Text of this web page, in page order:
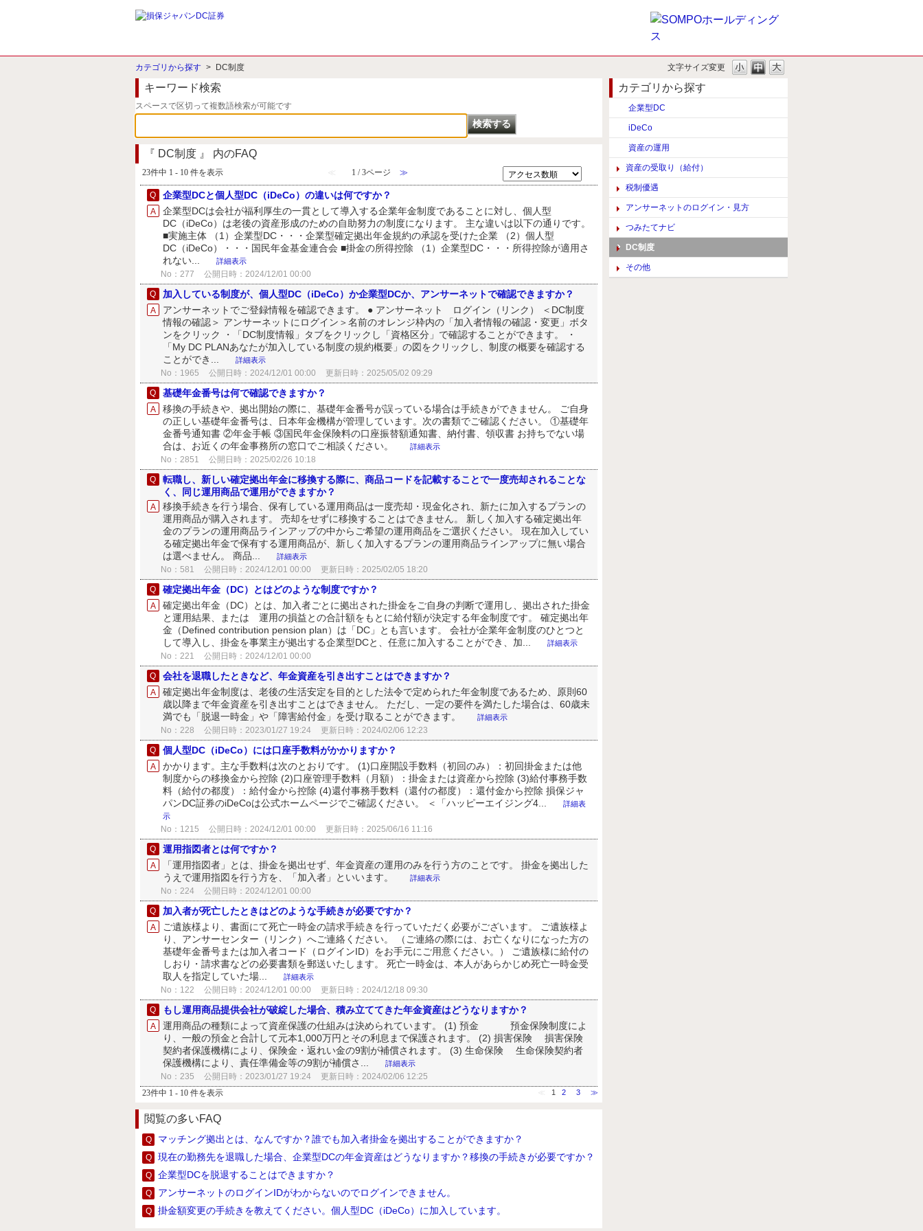
文字サイズ変更
カテゴリから探す > DC制度
カテゴリから探す
企業型DC
iDeCo
資産の運用
資産の受取り（給付）
税制優遇
アンサーネットのログイン・見方
つみたてナビ
DC制度
その他
キーワード検索
スペースで区切って複数語検索が可能です
『 DC制度 』 内のFAQ
23件中 1 - 10 件を表示 ≪ 1 / 3ページ ≫
企業型DCと個人型DC（iDeCo）の違いは何ですか？
企業型DCは会社が福利厚生の一貫として導入する企業年金制度であることに対し、個人型
DC（iDeCo）は老後の資産形成のための自助努力の制度になります。 主な違いは以下の通りです。
■実施主体 （1）企業型DC・・・企業型確定拠出年金規約の承認を受けた企業 （2）個人型
DC（iDeCo）・・・国民年金基金連合会 ■掛金の所得控除 （1）企業型DC・・・所得控除が適用さ
れない...
詳細表示
No：277 公開日時：2024/12/01 00:00
加入している制度が、個人型DC（iDeCo）か企業型DCか、アンサーネットで確認できますか？
アンサーネットでご登録情報を確認できます。 ● アンサーネット ログイン（リンク） ＜DC制度
情報の確認＞ アンサーネットにログイン＞名前のオレンジ枠内の「加入者情報の確認・変更」ボタ
ンをクリック ・「DC制度情報」タブをクリックし「資格区分」で確認することができます。 ・
「My DC PLANあなたが加入している制度の規約概要」の図をクリックし、制度の概要を確認する
ことができ...
詳細表示
No：1965 公開日時：2024/12/01 00:00 更新日時：2025/05/02 09:29
基礎年金番号は何で確認できますか？
移換の手続きや、拠出開始の際に、基礎年金番号が誤っている場合は手続きができません。 ご自身
の正しい基礎年金番号は、日本年金機構が管理しています。次の書類でご確認ください。 ①基礎年
金番号通知書 ②年金手帳 ③国民年金保険料の口座振替額通知書、納付書、領収書 お持ちでない場
合は、お近くの年金事務所の窓口でご相談ください。
詳細表示
No：2851 公開日時：2025/02/26 10:18
転職し、新しい確定拠出年金に移換する際に、商品コードを記載することで一度売却されることな
く、同じ運用商品で運用ができますか？
移換手続きを行う場合、保有している運用商品は一度売却・現金化され、新たに加入するプランの
運用商品が購入されます。 売却をせずに移換することはできません。 新しく加入する確定拠出年
金のプランの運用商品ラインアップの中からご希望の運用商品をご選択ください。 現在加入してい
る確定拠出年金で保有する運用商品が、新しく加入するプランの運用商品ラインアップに無い場合
は選べません。 商品...
詳細表示
No：581 公開日時：2024/12/01 00:00 更新日時：2025/02/05 18:20
確定拠出年金（DC）とはどのような制度ですか？
確定拠出年金（DC）とは、加入者ごとに拠出された掛金をご自身の判断で運用し、拠出された掛金
と運用結果、または 運用の損益との合計額をもとに給付額が決定する年金制度です。 確定拠出年
金（Defined contribution pension plan）は「DC」とも言います。 会社が企業年金制度のひとつと
して導入し、掛金を事業主が拠出する企業型DCと、任意に加入することができ、加...
詳細表示
No：221 公開日時：2024/12/01 00:00
会社を退職したときなど、年金資産を引き出すことはできますか？
確定拠出年金制度は、老後の生活安定を目的とした法令で定められた年金制度であるため、原則60
歳以降まで年金資産を引き出すことはできません。 ただし、一定の要件を満たした場合は、60歳未
満でも「脱退一時金」や「障害給付金」を受け取ることができます。
詳細表示
No：228 公開日時：2023/01/27 19:24 更新日時：2024/02/06 12:23
個人型DC（iDeCo）には口座手数料がかかりますか？
かかります。主な手数料は次のとおりです。 (1)口座開設手数料（初回のみ）：初回掛金または他
制度からの移換金から控除 (2)口座管理手数料（月額）：掛金または資産から控除 (3)給付事務手数
料（給付の都度）：給付金から控除 (4)還付事務手数料（還付の都度）：還付金から控除 損保ジャ
パンDC証券のiDeCoは公式ホームページでご確認ください。 ＜「ハッピーエイジング4...
詳細表
示
No：1215 公開日時：2024/12/01 00:00 更新日時：2025/06/16 11:16
運用指図者とは何ですか？
「運用指図者」とは、掛金を拠出せず、年金資産の運用のみを行う方のことです。 掛金を拠出した
うえで運用指図を行う方を、「加入者」といいます。
詳細表示
No：224 公開日時：2024/12/01 00:00
加入者が死亡したときはどのような手続きが必要ですか？
ご遺族様より、書面にて死亡一時金の請求手続きを行っていただく必要がございます。 ご遺族様よ
り、アンサーセンター（リンク）へご連絡ください。 （ご連絡の際には、お亡くなりになった方の
基礎年金番号または加入者コード（ログインID）をお手元にご用意ください。） ご遺族様に給付の
しおり・請求書などの必要書類を郵送いたします。 死亡一時金は、本人があらかじめ死亡一時金受
取人を指定していた場...
詳細表示
No：122 公開日時：2024/12/01 00:00 更新日時：2024/12/18 09:30
もし運用商品提供会社が破綻した場合、積み立ててきた年金資産はどうなりますか？
運用商品の種類によって資産保護の仕組みは決められています。 (1) 預金 預金保険制度によ
り、一般の預金と合計して元本1,000万円とその利息まで保護されます。 (2) 損害保険 損害保険
契約者保護機構により、保険金・返れい金の9割が補償されます。 (3) 生命保険 生命保険契約者
保護機構により、責任準備金等の9割が補償さ...
詳細表示
No：235 公開日時：2023/01/27 19:24
更新日時：2024/02/06 12:25
23件中 1 - 10 件を表示
1 2 3 ≫
閲覧の多いFAQ
マッチング拠出とは、なんですか？誰でも加入者掛金を拠出することができますか？
現在の勤務先を退職した場合、企業型DCの年金資産はどうなりますか？移換の手続きが必要ですか？
企業型DCを脱退することはできますか？
アンサーネットのログインIDがわからないのでログインできません。
掛金額変更の手続きを教えてください。個人型DC（iDeCo）に加入しています。